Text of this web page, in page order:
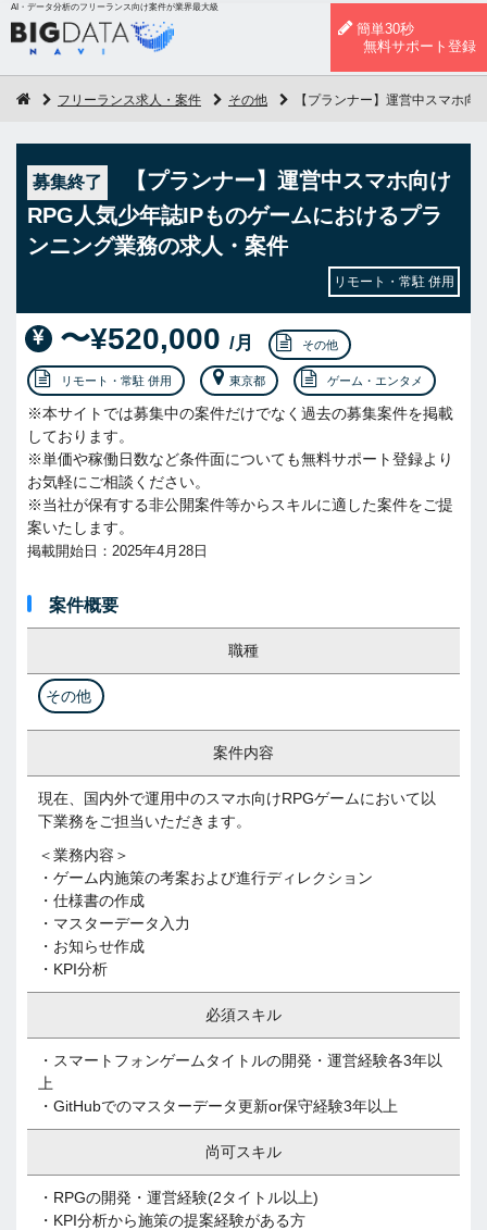
AI・データ分析のフリーランス向け案件が業界最大級
簡単30秒
無料サポート登録
フリーランス求人・案件 その他 【プランナー】運営中スマホ
募集終了
【プランナー】運営中スマホ向け
RPG人気少年誌IPものゲームにおけるプラ
ンニング業務の求人・案件
リモート・常駐 併用
〜¥520,000 /月 その他
リモート・常駐 併用 東京都 ゲーム・エンタメ
※本サイトでは募集中の案件だけでなく過去の募集案件を掲載
しております。
※単価や稼働日数など条件面についても無料サポート登録より
お気軽にご相談ください。
※当社が保有する非公開案件等からスキルに適した案件をご提
案いたします。
掲載開始日：2025年4月28日
案件概要
職種
その他
案件内容
現在、国内外で運用中のスマホ向けRPGゲームにおいて以
下業務をご担当いただきます。
＜業務内容＞
・ゲーム内施策の考案および進行ディレクション
・仕様書の作成
・マスターデータ入力
・お知らせ作成
・KPI分析
必須スキル
・スマートフォンゲームタイトルの開発・運営経験各3年以
上
・GitHubでのマスターデータ更新or保守経験3年以上
尚可スキル
・RPGの開発・運営経験(2タイトル以上)
・KPI分析から施策の提案経験がある方